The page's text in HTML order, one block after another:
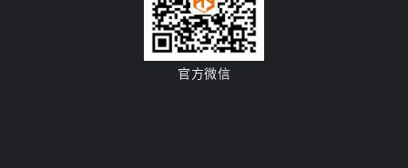
官方微信